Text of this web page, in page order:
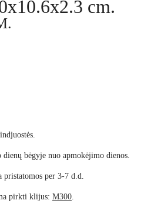
cm.
dienų bėgyje nuo apmokėjimo dienos.
pristatomos per 3-7 d.d.
pirkti klijus: M300.